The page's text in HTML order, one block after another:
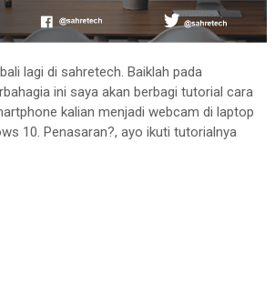
lagi di sahretech. Baiklah pada
ini saya akan berbagi tutorial cara
kalian menjadi webcam di laptop
10. Penasaran?, ayo ikuti tutorialnya